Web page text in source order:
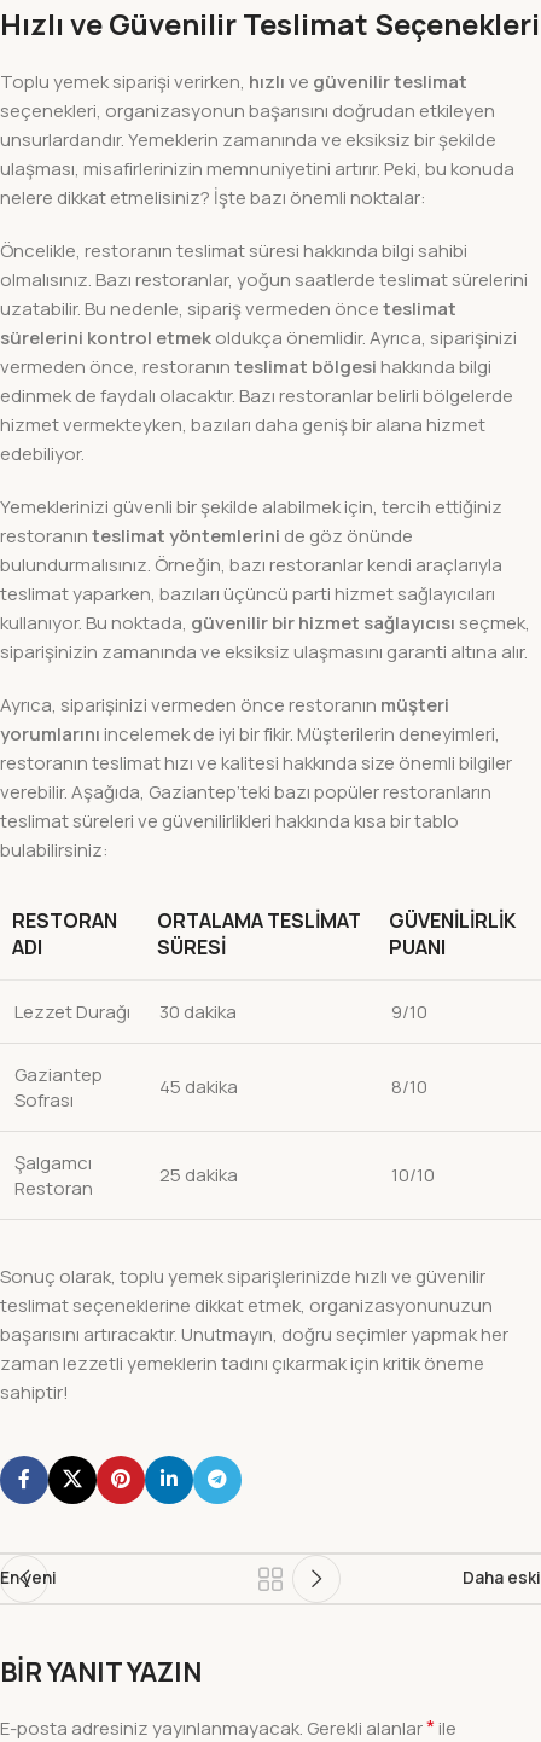
Hızlı ve Güvenilir Teslimat Seçenekleri
Toplu yemek siparişi verirken, hızlıve güvenilir teslimat
seçenekleri, organizasyonun başarısını doğrudan etkileyen
unsurlardandır. Yemeklerin zamanında ve eksiksiz bir şekilde
ulaşması, misafirlerinizin memnuniyetini artırır. Peki, bu konuda
nelere dikkat etmelisiniz? İşte bazı önemli noktalar:
Öncelikle, restoranın teslimat süresi hakkında bilgi sahibi
olmalısınız. Bazı restoranlar, yoğun saatlerde teslimat sürelerini
uzatabilir. Bu nedenle, sipariş vermeden önceteslimat
sürelerini kontrol etmekoldukça önemlidir. Ayrıca, siparişinizi
vermeden önce, restoranınteslimat bölgesi hakkında bilgi
edinmek de faydalı olacaktır. Bazı restoranlar belirli bölgelerde
hizmet vermekteyken, bazıları daha geniş bir alana hizmet
edebiliyor.
Yemeklerinizi güvenli bir şekilde alabilmek için, tercih ettiğiniz
restoranınteslimat yöntemlerini de göz önünde
bulundurmalısınız. Örneğin, bazı restoranlar kendi araçlarıyla
teslimat yaparken, bazıları üçüncü parti hizmet sağlayıcıları
kullanıyor. Bu noktada, güvenilir bir hizmet sağlayıcısı seçmek,
siparişinizin zamanında ve eksiksiz ulaşmasını garanti altına alır.
Ayrıca, siparişinizi vermeden önce restoranın müşteri
yorumlarını incelemek de iyi bir fikir. Müşterilerin deneyimleri,
restoranın teslimat hızı ve kalitesi hakkında size önemli bilgiler
verebilir. Aşağıda, Gaziantep’teki bazı popüler restoranların
teslimat süreleri ve güvenilirlikleri hakkında kısa bir tablo
bulabilirsiniz:
RESTORAN
ADI
ORTALAMA TESLIMAT
SÜRESI
GÜVENILIRLIK
PUANI
Lezzet Durağı 30 dakika 9/10
Gaziantep
Sofrası
45 dakika 8/10
Şalgamcı
Restoran
25 dakika 10/10
Sonuç olarak, toplu yemek siparişlerinizde hızlı ve güvenilir
teslimat seçeneklerine dikkat etmek, organizasyonunuzun
başarısını artıracaktır. Unutmayın, doğru seçimler yapmak her
zaman lezzetli yemeklerin tadını çıkarmak için kritik öneme
sahiptir!
En yeni Daha eski
BIR YANIT YAZIN
E-posta adresiniz yayınlanmayacak. Gerekli alanlar*ile